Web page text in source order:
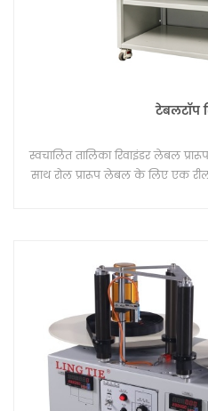
टेबलटॉप
स्वचालित तालिका रिवाइंडर लेबल
साथ रोल प्रारूप लेबल के लिए एक